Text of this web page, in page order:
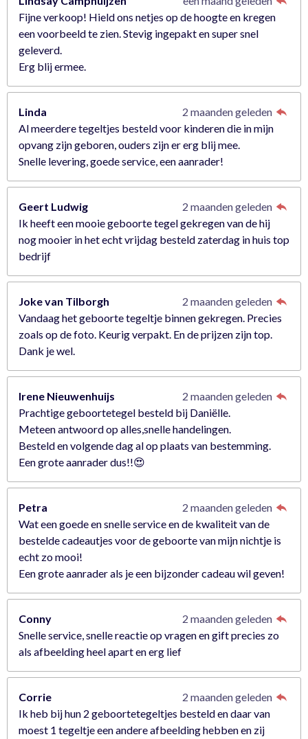
Fijne verkoop! Hield ons netjes op de hoogte en kregen
een voorbeeld te zien. Stevig ingepakt en super snel
geleverd.
Erg blij ermee.
Linda
2 maanden geleden
Al meerdere tegeltjes besteld voor kinderen die in mijn
opvang zijn geboren, ouders zijn er erg blij mee.
Snelle levering, goede service, een aanrader!
Geert Ludwig
2 maanden geleden
Ik heeft een mooie geboorte tegel gekregen van de hij
nog mooier in het echt vrijdag besteld zaterdag in huis top
bedrijf
Joke van Tilborgh
2 maanden geleden
Vandaag het geboorte tegeltje binnen gekregen. Precies
zoals op de foto. Keurig verpakt. En de prijzen zijn top.
Dank je wel.
Irene Nieuwenhuijs
2 maanden geleden
Prachtige geboortetegel besteld bij Daniëlle.
Meteen antwoord op alles,snelle handelingen.
Besteld en volgende dag al op plaats van bestemming.
Een grote aanrader dus!!😍
Petra
2 maanden geleden
Wat een goede en snelle service en de kwaliteit van de
bestelde cadeautjes voor de geboorte van mijn nichtje is
echt zo mooi!
Een grote aanrader als je een bijzonder cadeau wil geven!
Conny
2 maanden geleden
Snelle service, snelle reactie op vragen en gift precies zo
als afbeelding heel apart en erg lief
Corrie
2 maanden geleden
Ik heb bij hun 2 geboortetegeltjes besteld en daar van
moest 1 tegeltje een andere afbeelding hebben en zij